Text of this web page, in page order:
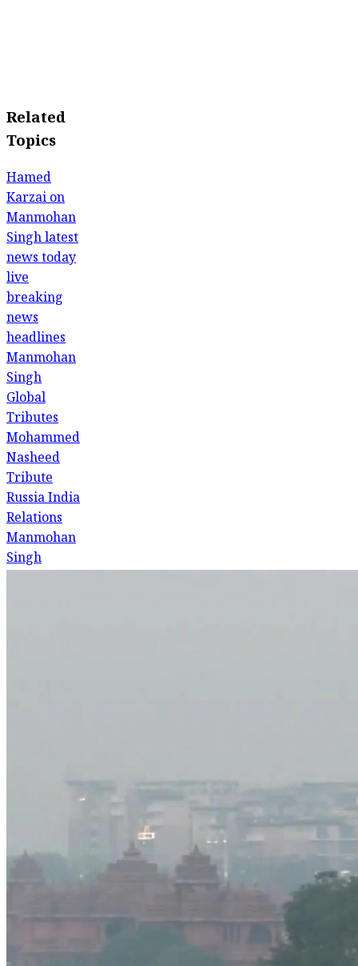
Related
Topics
Hamed
Karzai on
Manmohan
Singhlatest
news today
live
breaking
news
headlines
Manmohan
Singh
Global
Tributes
Mohammed
Nasheed
Tribute
Russia India
Relations
Manmohan
Singh